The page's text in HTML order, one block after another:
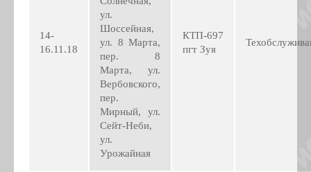
14-
16.11.18
ул.
Шоссейная,
ул. 8 Марта,
пер. 8
Марта, ул.
Вербовского,
пер.
Мирный, ул.
Сейт-Неби,
ул.
Урожайная
КТП-697
пгт Зуя